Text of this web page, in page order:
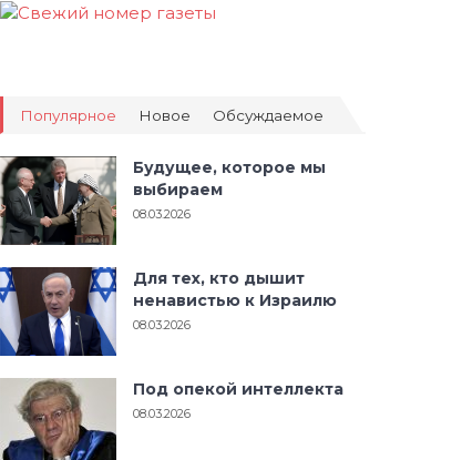
Популярное Новое Обсуждаемое
Будущее, которое мы
выбираем
08.03.2026
Для тех, кто дышит
ненавистью к Израилю
08.03.2026
Под опекой интеллекта
08.03.2026